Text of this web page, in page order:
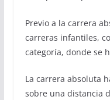
Previo a la carrera
carreras infantiles,
categoría, donde se
La carrera absoluta
sobre una distancia